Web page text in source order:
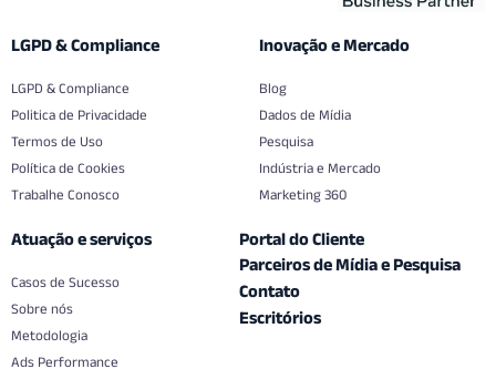
LGPD & Compliance
LGPD & Compliance
Politica de Privacidade
Termos de Uso
Política de Cookies
Trabalhe Conosco
Inovação e Mercado
Blog
Dados de Mídia
Pesquisa
Indústria e Mercado
Marketing 360
Atuação e serviços
Casos de Sucesso
Sobre nós
Metodologia
Ads Performance
Portal do Cliente
Parceiros de Mídia e Pesquisa
Contato
Escritórios